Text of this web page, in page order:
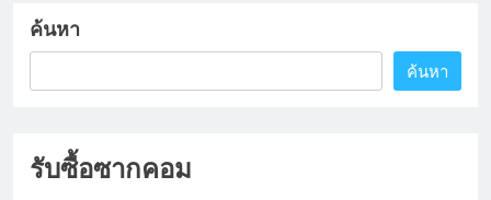
ค้นหา
ค้นหา
รับซื้อซากคอม